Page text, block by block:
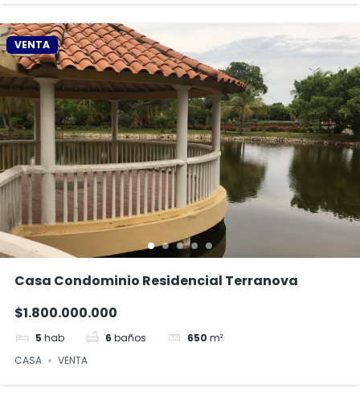
VENTA
Casa Condominio Residencial Terranova
$1.800.000.000
5 hab 6 baños 650 m²
CASA
VENTA